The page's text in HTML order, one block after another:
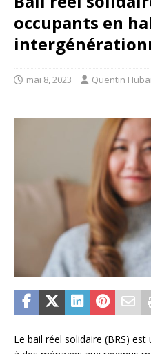
occupants en
mai 8, 2023 Quentin
Le bail réel solidaire (BRS)